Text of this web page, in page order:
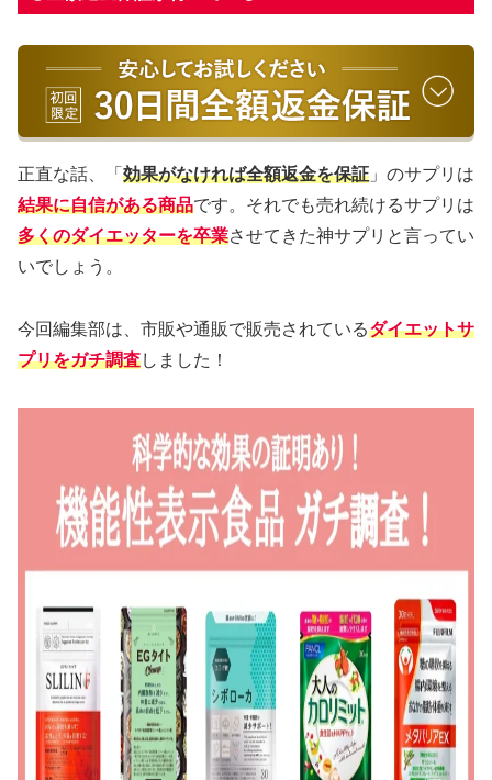
正直な話、「 効果がなければ全額返金を保証 」のサプリは
結果に自信がある商品です。それでも売れ続けるサプリは
多くのダイエッターを卒業させてきた神サプリと言ってい
いでしょう。
今回編集部は、市販や通販で販売されているダイエットサ
プリをガチ調査しました！